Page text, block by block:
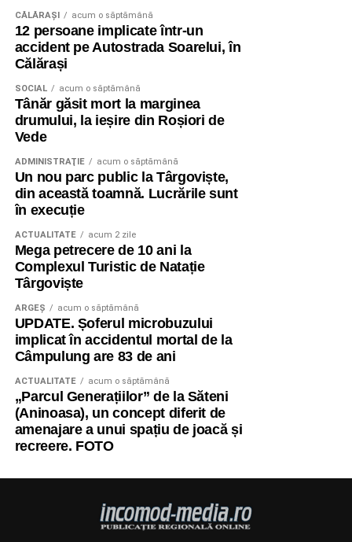
CĂLĂRAŞI acum o săptămână
12 persoane implicate într-un
accident pe Autostrada Soarelui, în
Călărași
SOCIAL acum o săptămână
Tânăr găsit mort la marginea
drumului, la ieșire din Roșiori de
Vede
ADMINISTRAŢIE acum o săptămână
Un nou parc public la Târgoviște,
din această toamnă. Lucrările sunt
în execuție
ACTUALITATE acum 2 zile
Mega petrecere de 10 ani la
Complexul Turistic de Natație
Târgoviște
ARGEȘ acum o săptămână
UPDATE. Șoferul microbuzului
implicat în accidentul mortal de la
Câmpulung are 83 de ani
ACTUALITATE acum o săptămână
„Parcul Generațiilor” de la Săteni
(Aninoasa), un concept diferit de
amenajare a unui spațiu de joacă și
recreere. FOTO